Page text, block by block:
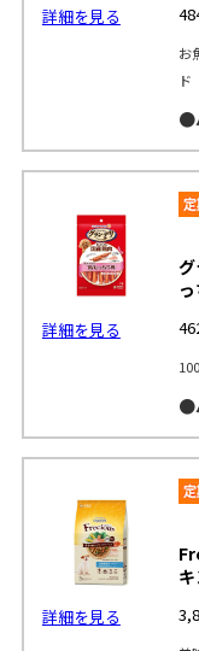
詳細を見る
お
ド
●
詳細を見る
●
詳細を見る